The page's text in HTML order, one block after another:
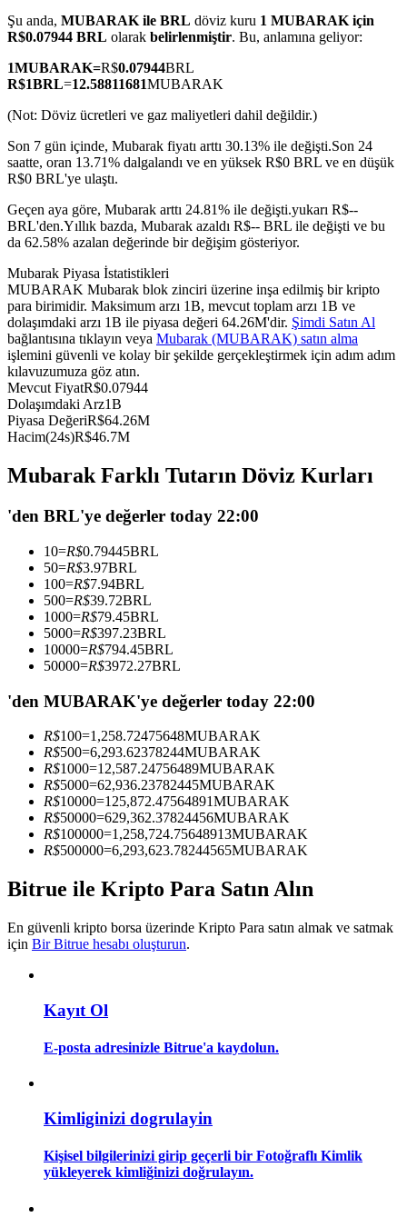
TradFi
Hisse senetleri, döviz, değerli metaller ve emtia türevleri
USDC Vadeli İşlemleri
Kopya Ticaret
En iyi traderlarla güçlerinizi birleştirin
Kopya Tüccarı Olun
Kâr paylaşımı ve kopya ticaret komisyonlarının tadını çıkarın
Vadeli İşlemler Başlangıç Kılavuzu
Şu anda, MUBARAK ile BRL döviz kuru 1 MUBARAK için
R$0.07944 BRL olarak belirlenmiştir. Bu, anlamına geliyor:
1MUBARAK=R$0.07944BRL
R$1BRL=12.58811681MUBARAK
(Not: Döviz ücretleri ve gaz maliyetleri dahil değildir.)
Son 7 gün içinde, Mubarak fiyatı arttı 30.13% ile değişti.Son 24
saatte, oran 13.71% dalgalandı ve en yüksek R$0 BRL ve en düşük
R$0 BRL'ye ulaştı.
Geçen aya göre, Mubarak arttı 24.81% ile değişti.yukarı R$--
BRL'den.Yıllık bazda, Mubarak azaldı R$-- BRL ile değişti ve bu
da 62.58% azalan değerinde bir değişim gösteriyor.
Mubarak Piyasa İstatistikleri
MUBARAK Mubarak blok zinciri üzerine inşa edilmiş bir kripto
para birimidir. Maksimum arzı 1B, mevcut toplam arzı 1B ve
dolaşımdaki arzı 1B ile piyasa değeri 64.26M'dir. Şimdi Satın Al
bağlantısına tıklayın veya Mubarak (MUBARAK) satın alma
işlemini güvenli ve kolay bir şekilde gerçekleştirmek için adım adım
kılavuzumuza göz atın.
Mevcut FiyatR$0.07944
Dolaşımdaki Arz1B
Piyasa DeğeriR$64.26M
Hacim(24s)R$46.7M
Mubarak Farklı Tutarın Döviz Kurları
'den BRL'ye değerler today 22:00
10=R$0.79445BRL
50=R$3.97BRL
100=R$7.94BRL
500=R$39.72BRL
1000=R$79.45BRL
5000=R$397.23BRL
10000=R$794.45BRL
50000=R$3972.27BRL
'den MUBARAK'ye değerler today 22:00
R$100=1,258.72475648MUBARAK
R$500=6,293.62378244MUBARAK
R$1000=12,587.24756489MUBARAK
R$5000=62,936.23782445MUBARAK
R$10000=125,872.47564891MUBARAK
R$50000=629,362.37824456MUBARAK
R$100000=1,258,724.75648913MUBARAK
R$500000=6,293,623.78244565MUBARAK
Bitrue ile Kripto Para Satın Alın
En güvenli kripto borsa üzerinde Kripto Para satın almak ve satmak
için Bir Bitrue hesabı oluşturun.
Kayıt Ol
E-posta adresinizle Bitrue'a kaydolun.
Kimliginizi dogrulayin
Kişisel bilgilerinizi girip geçerli bir Fotoğraflı Kimlik
yükleyerek kimliğinizi doğrulayın.